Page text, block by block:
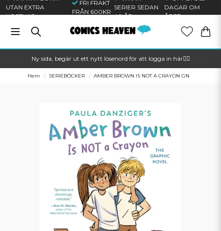
UTAN EXTRA
KOSTNAD
FRI FRAKT
FRÅN 600KR
SERIER SEDAN
40 ÅR
DAGAR OM
ÅRET
Ny sida, begär ut ett nytt lösenord för att logga in här🦸‍♂️
Hem SERIEBÖCKER AMBER BROWN IS NOT A CRAYON GN